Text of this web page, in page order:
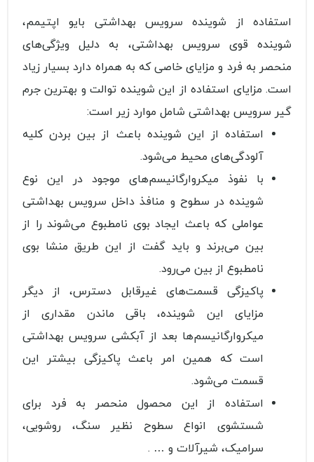
استفاده از شوینده سرویس بهداشتی بایو اپتیمم،
شوینده قوی سرویس بهداشتی، به دلیل ویژگی‌های
منحصر به فرد و مزایای خاصی که به همراه دارد بسیار زیاد
است. مزایای استفاده از این شوینده توالت و بهترین جرم
گیر سرویس بهداشتی شامل موارد زیر است:
استفاده از این شوینده باعث از بین بردن کلیه
آلودگی‌های محیط می‌شود.
با نفوذ میکروارگانیسم‌های موجود در این نوع
شوینده در سطوح و منافذ داخل سرویس بهداشتی
عواملی که باعث ایجاد بوی نامطبوع می‌شوند را از
بین می‌برند و باید گفت از این طریق منشا بوی
نامطبوع از بین می‌رود.
پاکیزگی قسمت‌های غیرقابل دسترس، از دیگر
مزایای این شوینده، باقی ماندن مقداری از
میکروارگانیسم‌ها بعد از آبکشی سرویس بهداشتی
است که همین امر باعث پاکیزگی بیشتر این
قسمت می‌شود.
استفاده از این محصول منحصر به فرد برای
شستشوی انواع سطوح نظیر سنگ، روشویی،
سرامیک، شیرآلات و … .